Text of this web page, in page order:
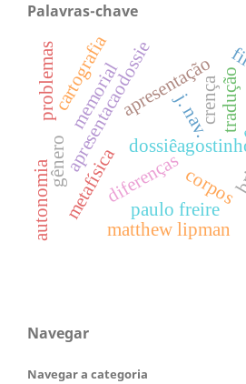
Palavras-chave
apresentação
apresentacaodossie tradução
j. nav.
memorial
diferençascorpos
metafísica paulo freire
matthew lipman
crença
cartografia
gênero
autonomia
problemas
Navegar
Navegar a categoria